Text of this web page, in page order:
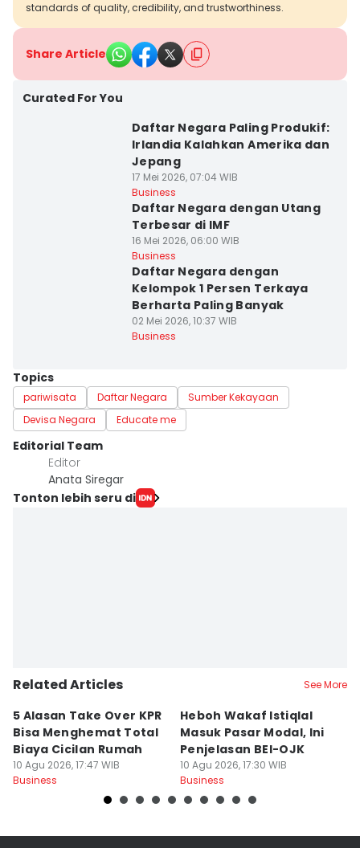
standards of quality, credibility, and trustworthiness.
Share Article
Curated For You
Daftar Negara Paling Produkif:
Irlandia Kalahkan Amerika dan
Jepang
17 Mei 2026, 07:04 WIB
Business
Daftar Negara dengan Utang
Terbesar di IMF
16 Mei 2026, 06:00 WIB
Business
Daftar Negara dengan
Kelompok 1 Persen Terkaya
Berharta Paling Banyak
02 Mei 2026, 10:37 WIB
Business
Topics
pariwisata Daftar Negara
Sumber Kekayaan
Devisa Negara
Educate me
Editorial Team
Editor
Anata Siregar
Tonton lebih seru di
Related Articles See More
5 Alasan Take Over KPR
Bisa Menghemat Total
Biaya Cicilan Rumah
10 Agu 2026, 17:47 WIB
Business
Heboh Wakaf Istiqlal
Masuk Pasar Modal, Ini
Penjelasan BEI-OJK
10 Agu 2026, 17:30 WIB
Business